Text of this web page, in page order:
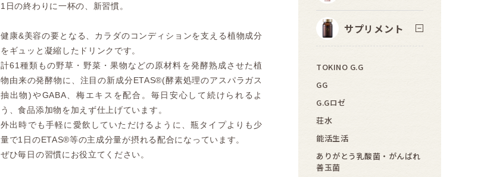
1日の終わりに一杯の、新習慣。
健康&美容の要となる、カラダのコンディションを支える植物成分
をギュッと凝縮したドリンクです。
計61種類もの野草・野菜・果物などの原材料を発酵熟成させた植
物由来の発酵物に、注目の新成分ETAS®(酵素処理のアスパラガス
抽出物)やGABA、梅エキスを配合。毎日安心して続けられるよ
う、食品添加物を加えず仕上げています。
外出時でも手軽に愛飲していただけるように、瓶タイプよりも少
量で1日のETAS®等の主成分量が摂れる配合になっています。
ぜひ毎日の習慣にお役立てください。
サプリメント
TOKINO G.G
GG
G.Gロゼ
荘水
能活生活
ありがとう乳酸菌・がんばれ
善玉菌